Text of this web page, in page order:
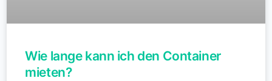
Wie lange kann ich den Container
mieten?